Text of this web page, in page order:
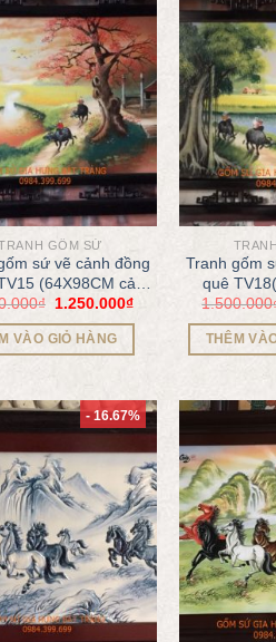
GỐM SỨ
sứ vẽ cảnh đồng
(64X98CM cả
khung)
₫ 1.250.000₫
VÀO GIỎ HÀNG
Tranh gốm
quê
1.500.000
THÊM
- 16.67%